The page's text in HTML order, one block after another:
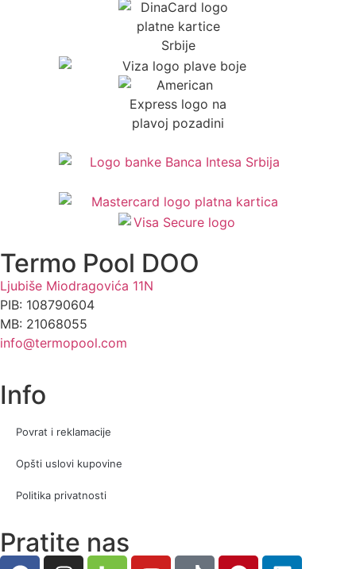
Termo Pool DOO
Ljubiše Miodragovića 11N
PIB: 108790604
MB: 21068055
info@termopool.com
Info
Povrat i reklamacije
Opšti uslovi kupovine
Politika privatnosti
Pratite nas